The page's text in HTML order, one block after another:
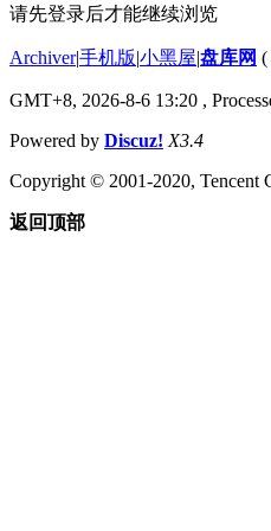
请先登录后才能继续浏览
Archiver|手机版|小黑屋|盘库网 (
GMT+8, 2026-8-6 13:20 ,
Powered by Discuz! X3.4
Copyright © 2001-2020, Tencent
返回顶部